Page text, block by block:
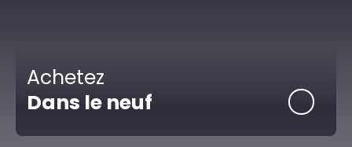
Achetez
Dans le neuf